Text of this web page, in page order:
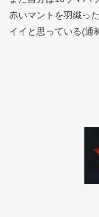
赤いマントを羽織っ
イイと思っている(通